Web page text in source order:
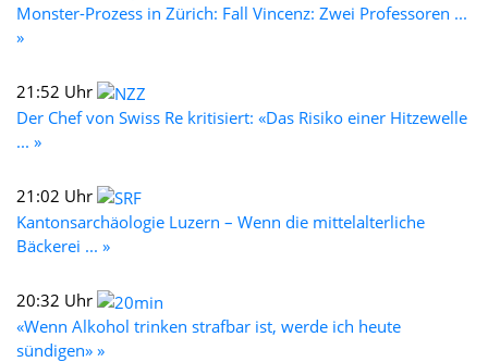
Monster-Prozess in Zürich: Fall Vincenz: Zwei Professoren ...
»
21:52 Uhr
Der Chef von Swiss Re kritisiert: «Das Risiko einer Hitzewelle
... »
21:02 Uhr
Kantonsarchäologie Luzern – Wenn die mittelalterliche
Bäckerei ... »
20:32 Uhr
«Wenn Alkohol trinken strafbar ist, werde ich heute
sündigen» »